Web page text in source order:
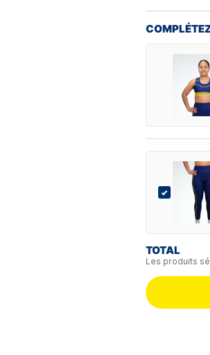
TOTAL
Les produits